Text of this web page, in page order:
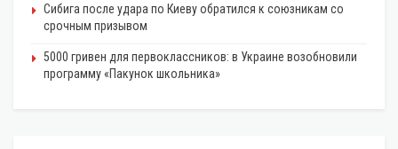
Сибига после удара по Киеву обратился к союзникам со
срочным призывом
5000 гривен для первоклассников: в Украине возобновили
программу «Пакунок школьника»